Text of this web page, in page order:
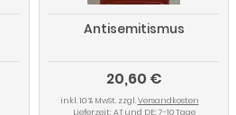
Antisemitismus
20,60 €
inkl. 10 % MwSt. zzgl.Versandkosten
Lieferzeit: AT und DE: 7-10 Tage